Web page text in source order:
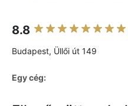
8.8
Budapest, Üllői út 149
Egy cég: